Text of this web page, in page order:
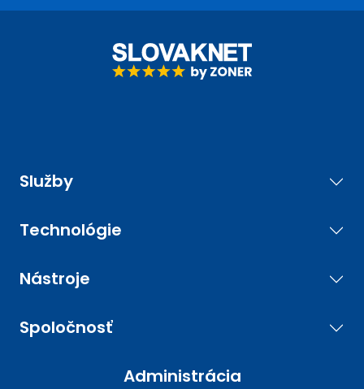
Služby
Technológie
Nástroje
Spoločnosť
Administrácia